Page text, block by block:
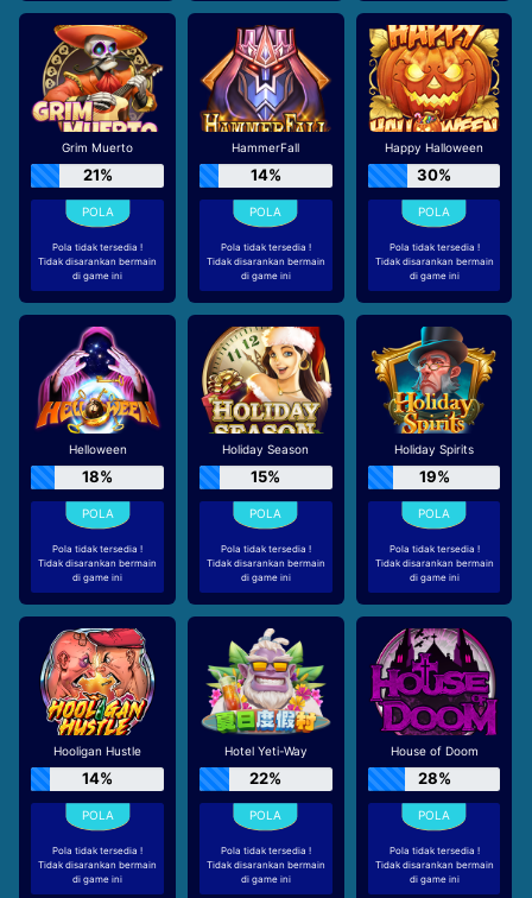
Grim Muerto
21%
Pola tidak tersedia !
Tidak disarankan bermain
di game ini
HammerFall
14%
Pola tidak tersedia !
Tidak disarankan bermain
di game ini
Happy Halloween
30%
Pola tidak tersedia !
Tidak disarankan bermain
di game ini
Helloween
18%
Pola tidak tersedia !
Tidak disarankan bermain
di game ini
Holiday Season
15%
Pola tidak tersedia !
Tidak disarankan bermain
di game ini
Holiday Spirits
19%
Pola tidak tersedia !
Tidak disarankan bermain
di game ini
Hooligan Hustle
14%
Pola tidak tersedia !
Tidak disarankan bermain
di game ini
Hotel Yeti-Way
22%
Pola tidak tersedia !
Tidak disarankan bermain
di game ini
House of Doom
28%
Pola tidak tersedia !
Tidak disarankan bermain
di game ini